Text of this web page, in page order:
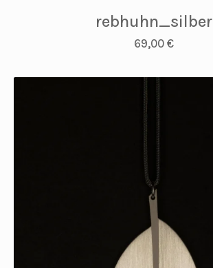
rebhuhn_silber
69,00 €